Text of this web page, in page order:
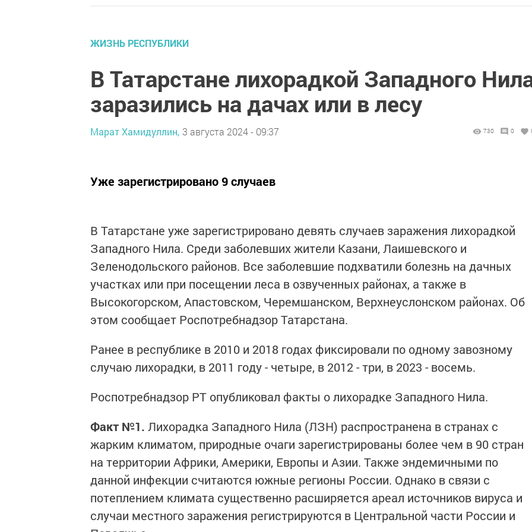
ЖИЗНЬ РЕСПУБЛИКИ
В Татарстане лихорадкой Западного
заразились на дачах или в лесу
Марат Хамидуллин, 3 августа 2024 - 09:37 730 0
Уже зарегистрировано 9 случаев
В Татарстане уже зарегистрировано девять случаев заражения лихорадкой
Западного Нила. Среди заболевших жители Казани, Лаишевского и
Зеленодольского районов. Все заболевшие подхватили болезнь на дачных
участках или при посещении леса в озвученных районах, а также в
Высокогорском, Апастовском, Черемшанском, Верхнеуслонском районах. Об
этом сообщает Роспотребнадзор Татарстана.
Ранее в республике в 2010 и 2018 годах фиксировали по одному завозному
случаю лихорадки, в 2011 году - четыре, в 2012 - три, в 2023 - восемь.
Роспотребнадзор РТ опубликовал факты о лихорадке Западного Нила.
Факт №1. Лихорадка Западного Нила (ЛЗН) распространена в странах с
жарким климатом, природные очаги зарегистрированы более чем в 90 стран
на территории Африки, Америки, Европы и Азии. Также эндемичными по
данной инфекции считаются южные регионы России. Однако в связи с
потеплением климата существенно расширяется ареал источников вируса и
случаи местного заражения регистрируются в Центральной части России и